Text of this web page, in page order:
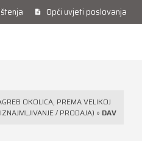
Opći uvjeti poslovanja
OKOLICA, PREMA VELIKOJ
/ PRODAJA) » DAV